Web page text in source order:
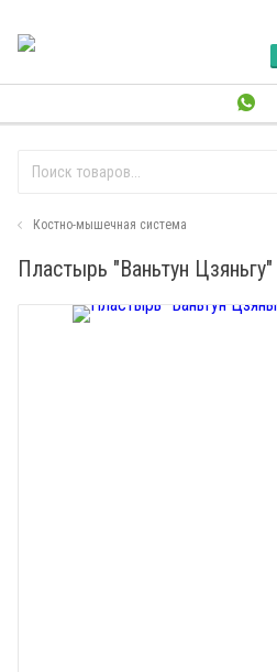
Костно-мышечная система
Пластырь "Ваньтун Цзяньгу"